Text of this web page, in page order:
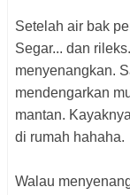
Setelah air bak
Segar... dan
menyenangkan.
mendengarkan
mantan.
di rumah hahaha.
Walau